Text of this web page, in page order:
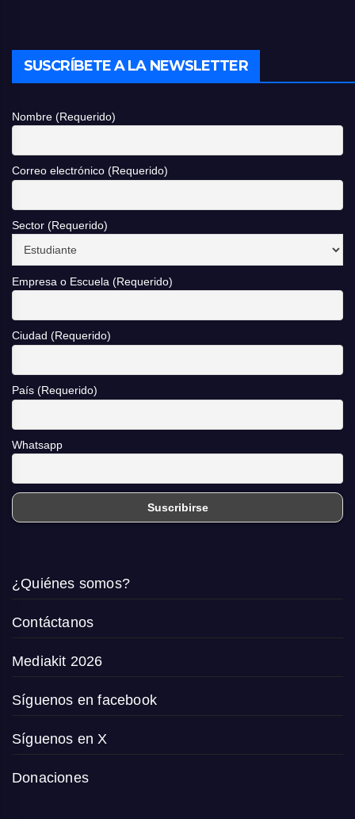
SUSCRÍBETE A LA NEWSLETTER
Nombre (Requerido)
Correo electrónico (Requerido)
Sector (Requerido)
Empresa o Escuela (Requerido)
Ciudad (Requerido)
País (Requerido)
Whatsapp
¿Quiénes somos?
Contáctanos
Mediakit 2026
Síguenos en facebook
Síguenos en X
Donaciones